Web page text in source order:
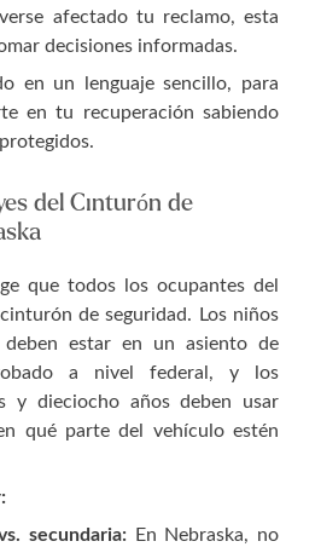
afectado tu reclamo, esta
decisiones informadas.
en un lenguaje sencillo, para
en tu recuperación sabiendo
del Cinturón de
que todos los ocupantes del
de seguridad. Los niños
deben estar en un asiento de
a nivel federal, y los
y dieciocho años deben usar
qué parte del vehículo estén
secundaria: En Nebraska, no